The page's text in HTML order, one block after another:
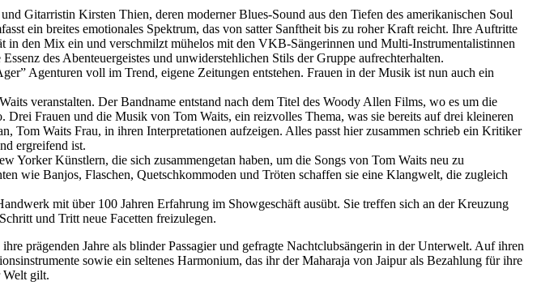
Gitarristin Kirsten Thien, deren moderner Blues-Sound aus den Tiefen des amerikanischen Soul
ein breites emotionales Spektrum, das von satter Sanftheit bis zu roher Kraft reicht. Ihre Auftritte
den Mix ein und verschmilzt mühelos mit den VKB-Sängerinnen und Multi-Instrumentalistinnen
des Abenteuergeistes und unwiderstehlichen Stils der Gruppe aufrechterhalten.
Agenturen voll im Trend, eigene Zeitungen entstehen. Frauen in der Musik ist nun auch ein
veranstalten. Der Bandname entstand nach dem Titel des Woody Allen Films, wo es um die
Frauen und die Musik von Tom Waits, ein reizvolles Thema, was sie bereits auf drei kleineren
Waits Frau, in ihren Interpretationen aufzeigen. Alles passt hier zusammen schrieb ein Kritiker
ergreifend ist.
Künstlern, die sich zusammengetan haben, um die Songs von Tom Waits neu zu
wie Banjos, Flaschen, Quetschkommoden und Tröten schaffen sie eine Klangwelt, die zugleich
mit über 100 Jahren Erfahrung im Showgeschäft ausübt. Sie treffen sich an der Kreuzung
und Tritt neue Facetten freizulegen.
prägenden Jahre als blinder Passagier und gefragte Nachtclubsängerin in der Unterwelt. Auf ihren
sowie ein seltenes Harmonium, das ihr der Maharaja von Jaipur als Bezahlung für ihre
Welt gilt.